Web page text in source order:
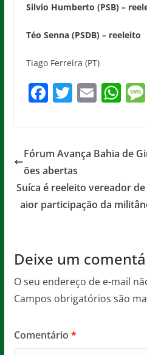
Silvio Humberto (PSB) –
Téo Senna (PSDB) – reeleito
Tiago Ferreira (PT)
F
e
b
o
o
T
er
E
l
W
s
p
p
Fórum Avança Bahia de
ões abertas
Suíca é reeleito vereador
aior participação da
Deixe um
O seu endereço de e-mail
Campos obrigatórios são
Comentário *